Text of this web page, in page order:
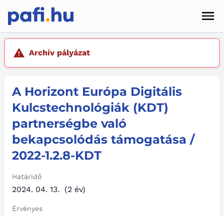
Hírek
Pályázatok
Szolgáltatások
Kapcsolat
Sötét mód
Archív pályázat
A Horizont Európa Digitális
Kulcstechnológiák (KDT)
partnerségbe való
bekapcsolódás támogatása /
2022-1.2.8-KDT
Határidő
2024. 04. 13. (2 év)
Érvényes